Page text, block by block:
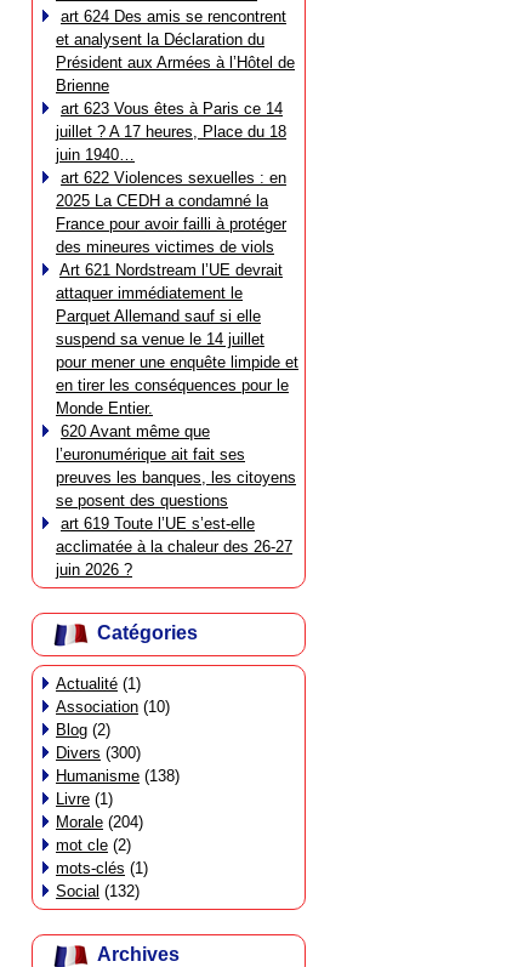
art 624 Des amis se rencontrent
et analysent la Déclaration du
Président aux Armées à l’Hôtel de
Brienne
art 623 Vous êtes à Paris ce 14
juillet ? A 17 heures, Place du 18
juin 1940…
art 622 Violences sexuelles : en
2025 La CEDH a condamné la
France pour avoir failli à protéger
des mineures victimes de viols
Art 621 Nordstream l’UE devrait
attaquer immédiatement le
Parquet Allemand sauf si elle
suspend sa venue le 14 juillet
pour mener une enquête limpide et
en tirer les conséquences pour le
Monde Entier.
620 Avant même que
l’euronumérique ait fait ses
preuves les banques, les citoyens
se posent des questions
art 619 Toute l’UE s’est-elle
acclimatée à la chaleur des 26-27
juin 2026 ?
Catégories
Actualité (1)
Association (10)
Blog (2)
Divers (300)
Humanisme (138)
Livre (1)
Morale (204)
mot cle (2)
mots-clés (1)
Social (132)
Archives